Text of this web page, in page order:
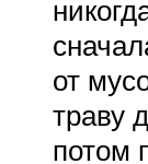
от
траву
потом